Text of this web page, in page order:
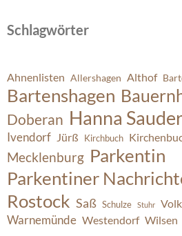
Schlagwörter
Ahnenlisten Allershagen Althof
Bartenshagen
Doberan Hanna
Ivendorf Jürß Kirchbuch
Mecklenburg Parkentin
Parkentiner
Rostock Saß Schulze Stuhr
Warnemünde Westendorf Wilsen